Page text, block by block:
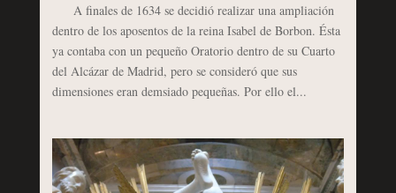
A finales de 1634 se decidió realizar una ampliación
dentro de los aposentos de la reina Isabel de Borbon. Ésta
ya contaba con un pequeño Oratorio dentro de su Cuarto
del Alcázar de Madrid, pero se consideró que sus
dimensiones eran demsiado pequeñas. Por ello el...